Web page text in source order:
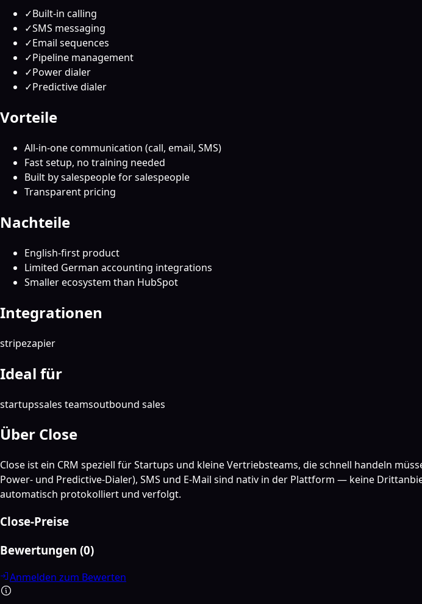
✓Built-in calling
✓SMS messaging
✓Email sequences
✓Pipeline management
✓Power dialer
✓Predictive dialer
Vorteile
All-in-one communication (call, email, SMS)
Fast setup, no training needed
Built by salespeople for salespeople
Transparent pricing
Nachteile
English-first product
Limited German accounting integrations
Smaller ecosystem than HubSpot
Integrationen
stripezapier
Ideal für
startupssales teamsoutbound sales
Über Close
Close ist ein CRM speziell für Startups und kleine Vertriebsteams, die schnell handeln
Power- und Predictive-Dialer), SMS und E-Mail sind nativ in der Plattform — keine
automatisch protokolliert und verfolgt.
Close-Preise
Bewertungen (0)
Anmelden zum Bewerten